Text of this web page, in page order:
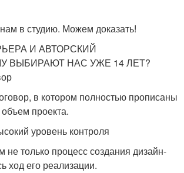
в студию. Можем доказать!
И АВТОРСКИЙ
ВЫБИРАЮТ НАС УЖЕ 14 ЛЕТ?
в котором полностью прописаны
проекта.
уровень контроля
не только процесс создания дизайн-
ход его реализации.